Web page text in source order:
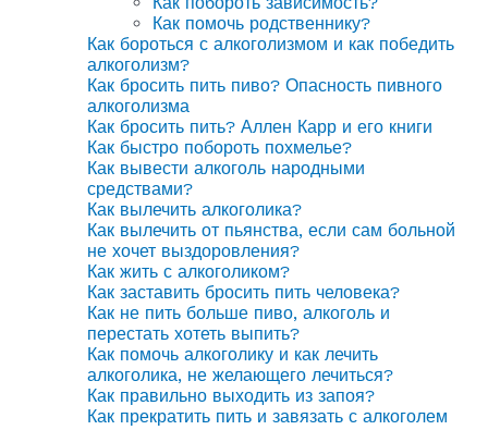
Как помочь родственнику?
Как бороться с алкоголизмом и как победить
алкоголизм?
Как бросить пить пиво? Опасность пивного
алкоголизма
Как бросить пить? Аллен Карр и его книги
Как быстро побороть похмелье?
Как вывести алкоголь народными
средствами?
Как вылечить алкоголика?
Как вылечить от пьянства, если сам больной
не хочет выздоровления?
Как жить с алкоголиком?
Как заставить бросить пить человека?
Как не пить больше пиво, алкоголь и
перестать хотеть выпить?
Как помочь алкоголику и как лечить
алкоголика, не желающего лечиться?
Как правильно выходить из запоя?
Как прекратить пить и завязать с алкоголем